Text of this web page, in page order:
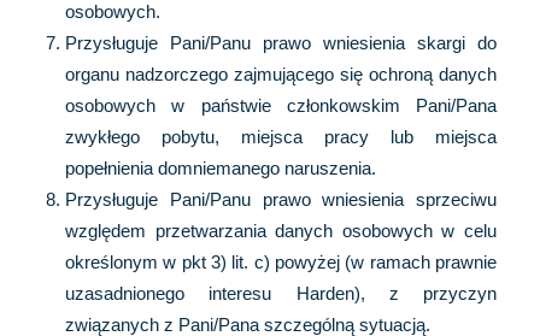
osobowych.
Przysługuje Pani/Panu prawo wniesienia skargi do
organu nadzorczego zajmującego się ochroną danych
osobowych w państwie członkowskim Pani/Pana
zwykłego pobytu, miejsca pracy lub miejsca
popełnienia domniemanego naruszenia.
Przysługuje Pani/Panu prawo wniesienia sprzeciwu
względem przetwarzania danych osobowych w celu
określonym w pkt 3) lit. c) powyżej (w ramach prawnie
uzasadnionego interesu Harden), z przyczyn
związanych z Pani/Pana szczególną sytuacją.